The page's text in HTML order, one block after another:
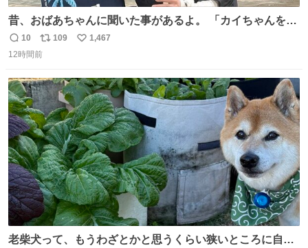
昔、おばあちゃんに聞いた事があるよ。 「カイちゃんをい
じめると、アイツが海から上がって来るぞ。」って。
返
信
10
リ
ポ
ト
数
109
い
数
1,467
12時間前
老柴犬って、もうわざとかと思うくらい狭いところに自ら